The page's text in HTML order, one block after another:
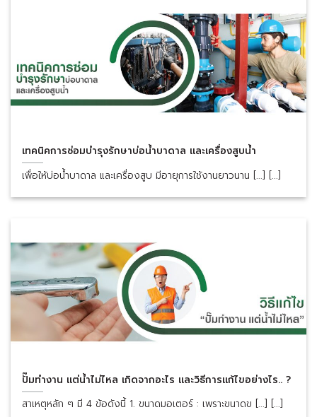
เทคนิคการซ่อมบำรุงรักษาบ่อน้ำบาดาล และเครื่องสูบน้ำ
เพื่อให้บ่อน้ำบาดาล และเครื่องสูบ มีอายุการใช้งานยาวนาน [...] [...]
ปั๊มทำงาน แต่น้ำไม่ไหล เกิดจากอะไร และวิธีการแก้ไขอย่างไร.. ?
สาเหตุหลัก ๆ มี 4 ข้อดังนี้ 1. ขนาดมอเตอร์ : เพราะขนาดข [...] [...]